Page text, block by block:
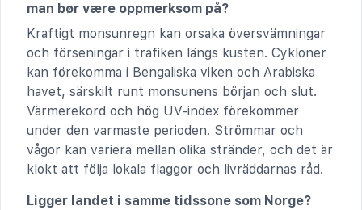
man bør være oppmerksom på?
Kraftigt monsunregn kan orsaka översvämningar
och förseningar i trafiken längs kusten. Cykloner
kan förekomma i Bengaliska viken och Arabiska
havet, särskilt runt monsunens början och slut.
Värmerekord och hög UV-index förekommer
under den varmaste perioden. Strömmar och
vågor kan variera mellan olika stränder, och det är
klokt att följa lokala flaggor och livräddarnas råd.
Ligger landet i samme tidssone som Norge?